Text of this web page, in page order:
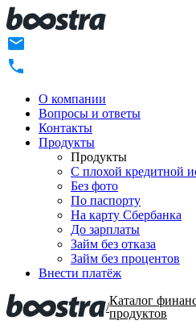
О компании
Вопросы и ответы
Контакты
Продукты
Продукты
C плохой кредитной
Без фото
По паспорту
На карту Сбербанка
До зарплаты
Займ без отказа
Займ без процентов
Внести платёж
/Каталог
продуктов